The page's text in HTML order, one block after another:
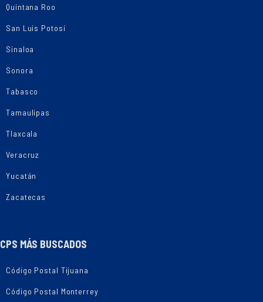
Quintana Roo
San Luis Potosí
Sinaloa
Sonora
Tabasco
Tamaulipas
Tlaxcala
Veracruz
Yucatán
Zacatecas
CPS MÁS BUSCADOS
Código Postal Tijuana
Código Postal Monterrey